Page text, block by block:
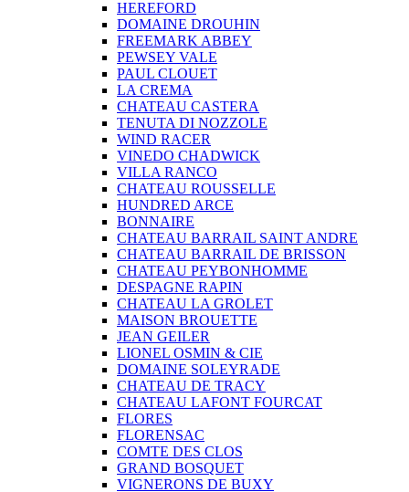
HEREFORD
DOMAINE DROUHIN
FREEMARK ABBEY
PEWSEY VALE
PAUL CLOUET
LA CREMA
CHATEAU CASTERA
TENUTA DI NOZZOLE
WIND RACER
VINEDO CHADWICK
VILLA RANCO
CHATEAU ROUSSELLE
HUNDRED ARCE
BONNAIRE
CHATEAU BARRAIL SAINT ANDRE
CHATEAU BARRAIL DE BRISSON
CHATEAU PEYBONHOMME
DESPAGNE RAPIN
CHATEAU LA GROLET
MAISON BROUETTE
JEAN GEILER
LIONEL OSMIN & CIE
DOMAINE SOLEYRADE
CHATEAU DE TRACY
CHATEAU LAFONT FOURCAT
FLORES
FLORENSAC
COMTE DES CLOS
GRAND BOSQUET
VIGNERONS DE BUXY